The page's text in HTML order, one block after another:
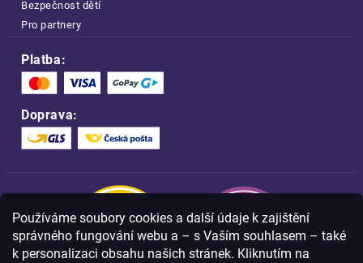
Používáme soubory cookies a další údaje k zajištění
správného fungování webu a – s Vaším souhlasem – také
k personalizaci obsahu našich stránek. Kliknutím na
Bezpečnost dětí
Pro partnery
Platba:
Doprava: